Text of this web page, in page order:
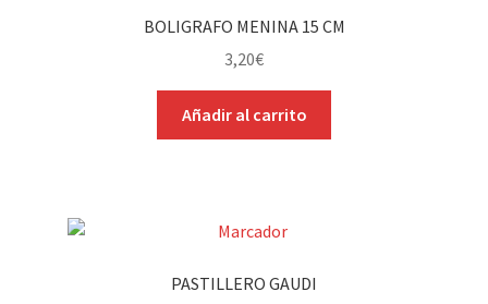
BOLIGRAFO MENINA 15 CM
3,20€
Añadir al carrito
PASTILLERO GAUDI